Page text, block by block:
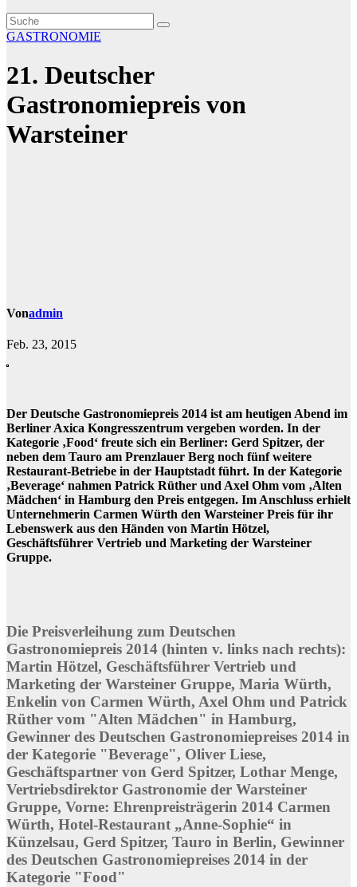
GASTRONOMIE
21. Deutscher
Gastronomiepreis von
Warsteiner
Vonadmin
Feb. 23, 2015
Der Deutsche Gastronomiepreis 2014 ist am heutigen Abend im
Berliner Axica Kongresszentrum vergeben worden. In der
Kategorie ‚Food‘ freute sich ein Berliner: Gerd Spitzer, der
neben dem Tauro am Prenzlauer Berg noch fünf weitere
Restaurant-Betriebe in der Hauptstadt führt. In der Kategorie
‚Beverage‘ nahmen Patrick Rüther und Axel Ohm vom ‚Alten
Mädchen‘ in Hamburg den Preis entgegen. Im Anschluss erhielt
Unternehmerin Carmen Würth den Warsteiner Preis für ihr
Lebenswerk aus den Händen von Martin Hötzel,
Geschäftsführer Vertrieb und Marketing der Warsteiner
Gruppe.
Die Preisverleihung zum Deutschen
Gastronomiepreis 2014 (hinten v. links nach rechts):
Martin Hötzel, Geschäftsführer Vertrieb und
Marketing der Warsteiner Gruppe, Maria Würth,
Enkelin von Carmen Würth, Axel Ohm und Patrick
Rüther vom "Alten Mädchen" in Hamburg,
Gewinner des Deutschen Gastronomiepreises 2014 in
der Kategorie "Beverage", Oliver Liese,
Geschäftspartner von Gerd Spitzer, Lothar Menge,
Vertriebsdirektor Gastronomie der Warsteiner
Gruppe, Vorne: Ehrenpreisträgerin 2014 Carmen
Würth, Hotel-Restaurant „Anne-Sophie“ in
Künzelsau, Gerd Spitzer, Tauro in Berlin, Gewinner
des Deutschen Gastronomiepreises 2014 in der
Kategorie "Food"